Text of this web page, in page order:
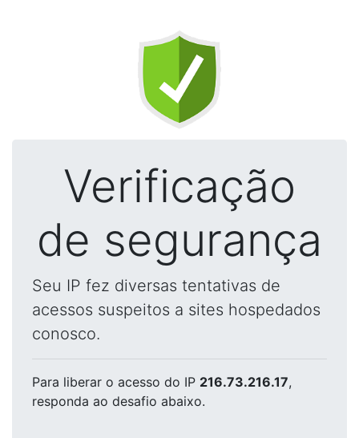
Verificação
de segurança
Seu IP fez diversas tentativas de
acessos suspeitos a sites hospedados
conosco.
Para liberar o acesso do IP 216.73.216.17,
responda ao desafio abaixo.